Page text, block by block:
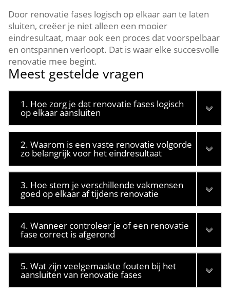
Door renovatie fases logisch op elkaar aan te laten
sluiten, creëer je niet alleen een mooier
eindresultaat, maar ook een proces dat voorspelbaar
en ontspannen verloopt.​ Dat is waar elke succesvolle
renovatie mee begint.​
Meest gestelde vragen
1. Hoe zorg je dat renovatie fases logisch
op elkaar aansluiten
2. Waarom is een vaste renovatie volgorde
zo belangrijk voor het eindresultaat
3. Hoe stem je verschillende vakmensen
goed op elkaar af tijdens renovatie
4. Wanneer controleer je of een renovatie
fase correct is afgerond
5. Wat zijn veelgemaakte fouten bij het
aansluiten van renovatie fases